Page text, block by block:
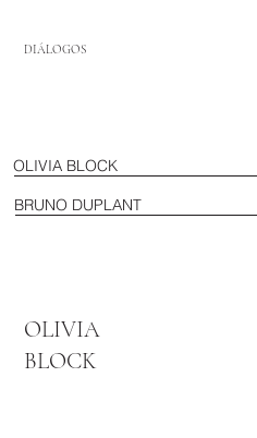
DIÁLOGOS
OLIVIA BLOCK
BRUNO DUPLANT
OLIVIA
BLOCK